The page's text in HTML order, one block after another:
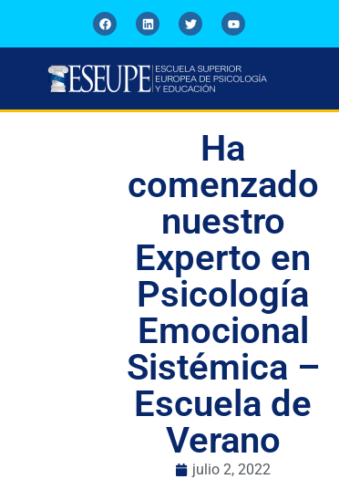
Ha
comenzado
nuestro
Experto en
Psicología
Emocional
Sistémica –
Escuela de
Verano
julio 2, 2022